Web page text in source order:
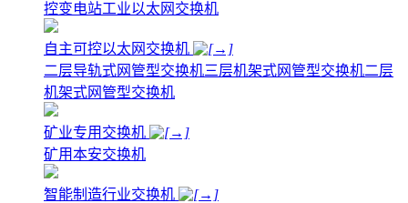
控变电站工业以太网交换机
自主可控以太网交换机
二层导轨式网管型交换机三层机架式网管型交换机二层
机架式网管型交换机
矿业专用交换机
矿用本安交换机
智能制造行业交换机